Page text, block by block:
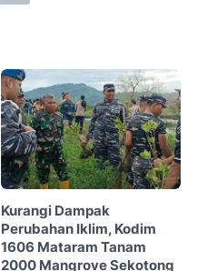
Kurangi Dampak
Perubahan Iklim, Kodim
1606 Mataram Tanam
2000 Mangrove Sekotong